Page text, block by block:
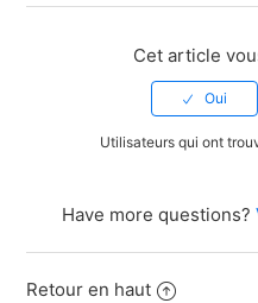
Cet article
Utilisateurs qui ont
Have more questions?
Retour en haut